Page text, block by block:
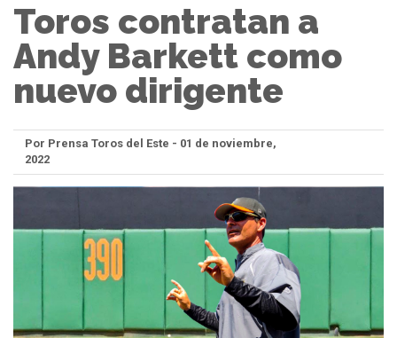
Toros contratan a
Andy Barkett como
nuevo dirigente
Por Prensa Toros del Este - 01 de noviembre,
2022